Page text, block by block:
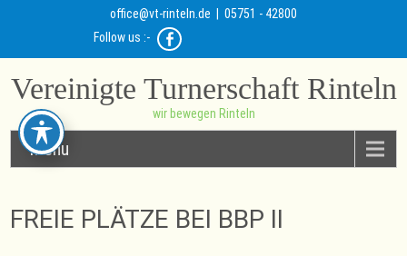
office@vt-rinteln.de | 05751 - 42800
Follow us :-
Vereinigte Turnerschaft Rinteln
wir bewegen Rinteln
Menu
FREIE PLÄTZE BEI BBP II